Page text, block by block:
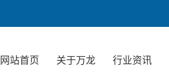
网站首页 关于万龙 行业资讯